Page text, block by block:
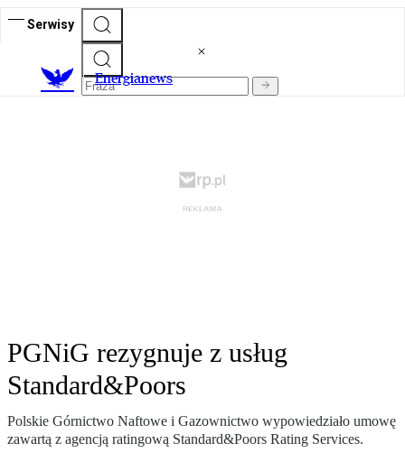
Serwisy
Energianews
PGNiG rezygnuje z usług
Standard&Poors
Polskie Górnictwo Naftowe i Gazownictwo wypowiedziało umowę
zawartą z agencją ratingową Standard&Poors Rating Services.